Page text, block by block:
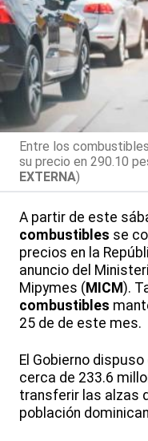
Entre los
su precio en 290.10
EXTERNA)
A partir de este
combustibles se
precios en la
anuncio del
Mipymes ( MICM ).
combustibles
25 de de este mes.
El Gobierno dispuso
cerca de 233.6
transferir las alzas
población